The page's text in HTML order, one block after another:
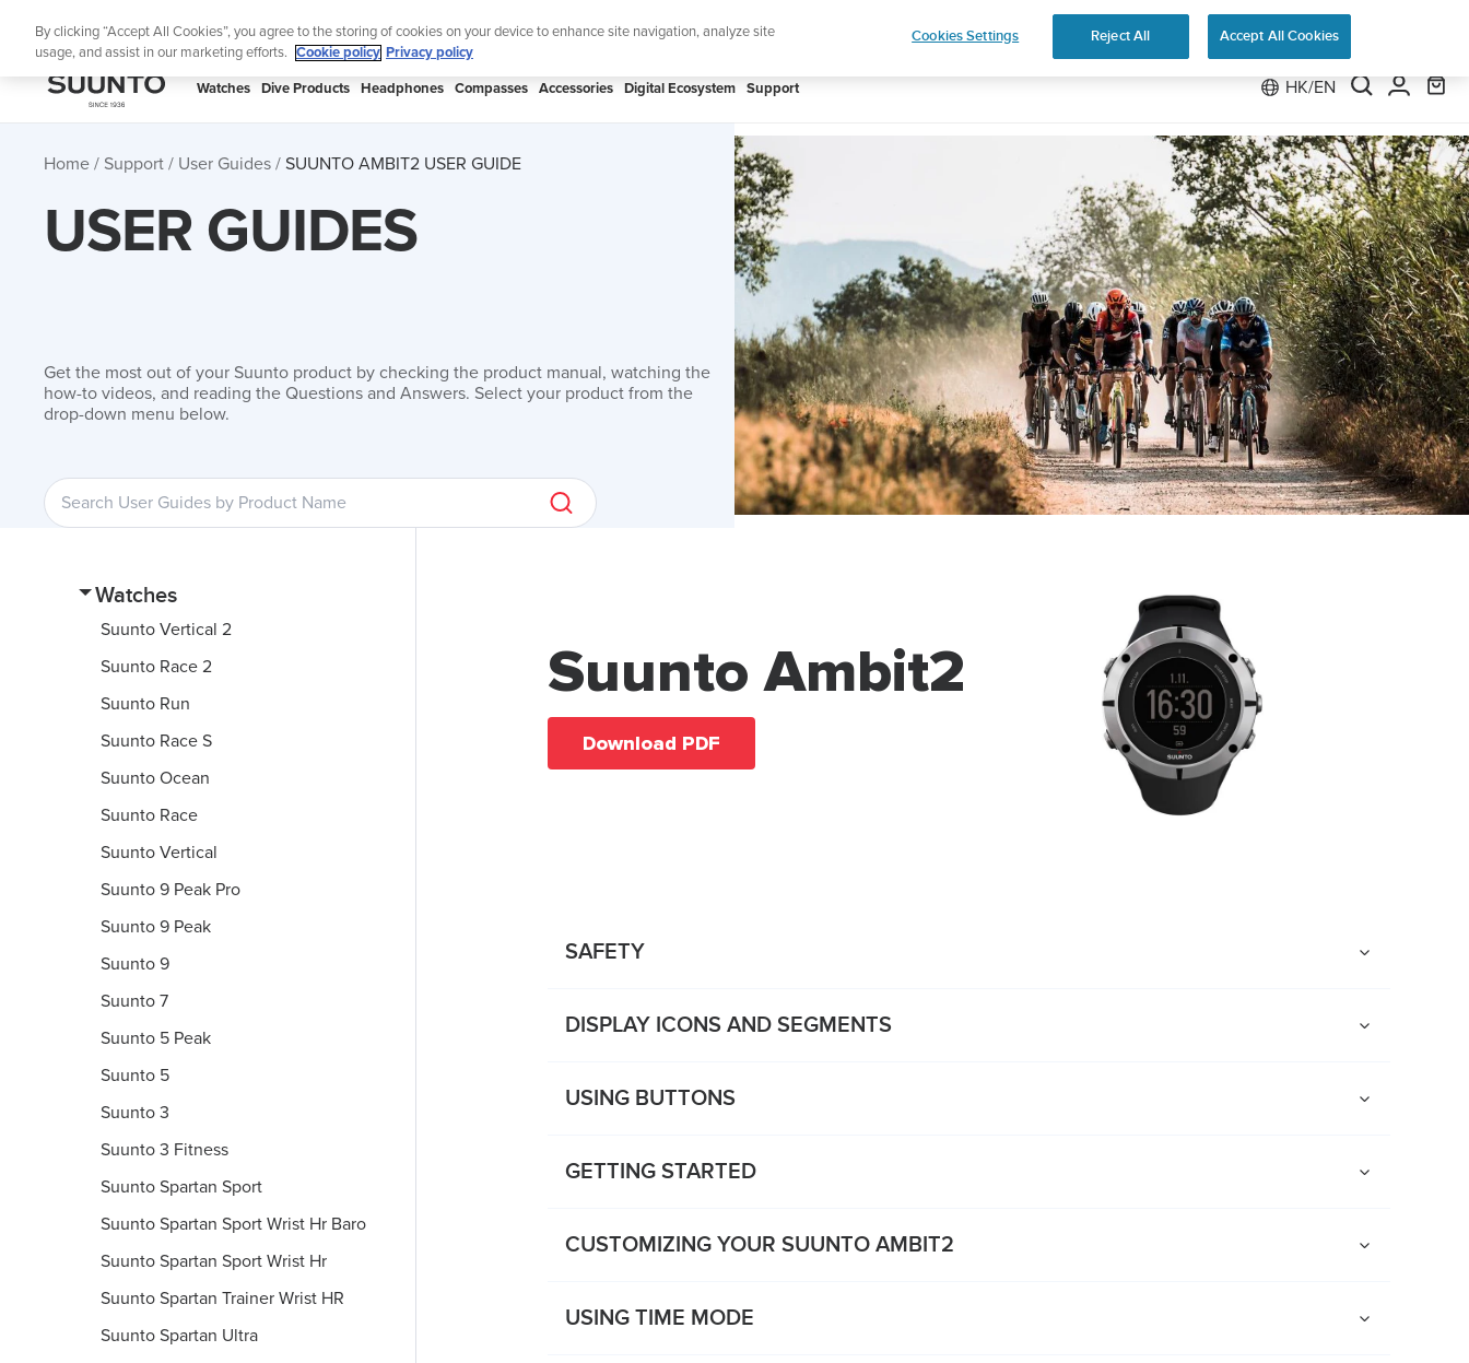
Add music to your swim Shop Aqua
SUUNTO
Watches Dive Products Headphones Compasses Accessories Digital Ecosystem Support HK/EN
Home Support User Guides SUUNTO AMBIT2 USER GUIDE
USER GUIDES
Get the most out of your Suunto product by checking the product manual, watching the
how-to videos, and reading the Questions and Answers. Select your product from the
drop-down menu below.
Watches
Suunto Vertical 2
Suunto Race 2
Suunto Run
Suunto Race S
Suunto Ocean
Suunto Race
Suunto Vertical
Suunto 9 Peak Pro
Suunto 9 Peak
Suunto 9
Suunto 7
Suunto 5 Peak
Suunto 5
Suunto 3
Suunto 3 Fitness
Suunto Spartan Sport
Suunto Spartan Sport Wrist Hr Baro
Suunto Spartan Sport Wrist Hr
Suunto Spartan Trainer Wrist HR
Suunto Spartan Ultra
Suunto Ambit2
Download PDF
SAFETY
DISPLAY ICONS AND SEGMENTS
USING BUTTONS
GETTING STARTED
CUSTOMIZING YOUR SUUNTO AMBIT2
USING TIME MODE
By clicking “Accept All Cookies”, you agree to the storing of cookies on your device to enhance site navigation, analyze site
usage, and assist in our marketing efforts.
Cookie policy Privacy policy
Cookies Settings Reject All Accept All Cookies